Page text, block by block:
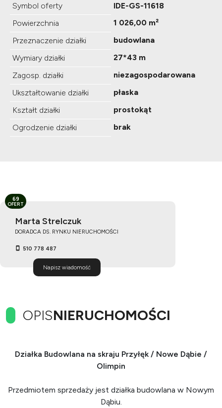
Symbol oferty
IDE-GS-11618
Powierzchnia
1 026,00 m²
Przeznaczenie działki
budowlana
Wymiary działki
27*43 m
Zagosp. działki
niezagospodarowana
Ukształtowanie działki
płaska
Kształt działki
prostokąt
Ogrodzenie działki
brak
Marta Strelczuk
DORADCA DS. RYNKU NIERUCHOMOŚCI
510 778 487
Napisz wiadomość
69
OFERT
OPISNIERUCHOMOŚCI
Działka Budowlana na skraju Przyłęk / Nowe Dąbie /
Olimpin
Przedmiotem sprzedaży jest działka budowlana w Nowym
Dąbiu.